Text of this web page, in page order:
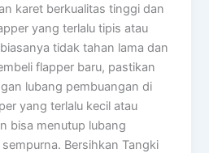
karet berkualitas tinggi dan
yang terlalu tipis atau
tidak tahan lama dan
flapper baru, pastikan
lubang pembuangan di
yang terlalu kecil atau
bisa menutup lubang
Bersihkan Tangki